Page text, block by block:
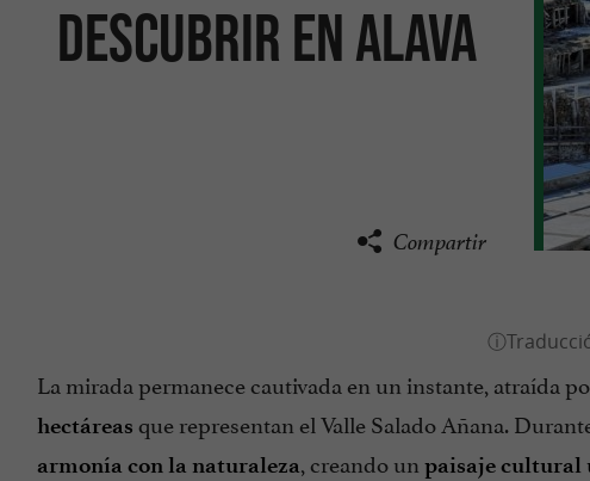
descubrir en Alava
Compartir
La mirada permanece cautivada en un instante, atraída
hectáreas que representan el Valle Salado Añana.
armonía con la naturaleza, creando un paisaje cultural